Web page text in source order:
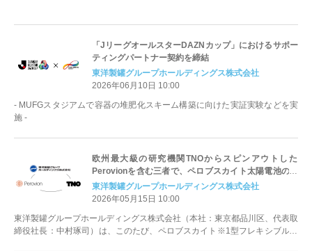
「JリーグオールスターDAZNカップ」におけるサポー
ティングパートナー契約を締結
東洋製罐グループホールディングス株式会社
2026年06月10日 10:00
- MUFGスタジアムで容器の堆肥化スキーム構築に向けた実証実験などを実
施 -
欧州最大級の研究機関TNOからスピンアウトした
Perovionを含む三者で、ペロブスカイト太陽電池のグ
ローバルな社会実装に向けた連携体制構築に合意
東洋製罐グループホールディングス株式会社
2026年05月15日 10:00
東洋製罐グループホールディングス株式会社（本社：東京都品川区、代表取
締役社長：中村琢司）は、このたび、ペロブスカイト※1型フレキシブル太